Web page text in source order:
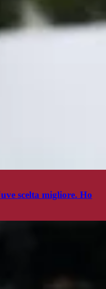
scelta migliore. Ho